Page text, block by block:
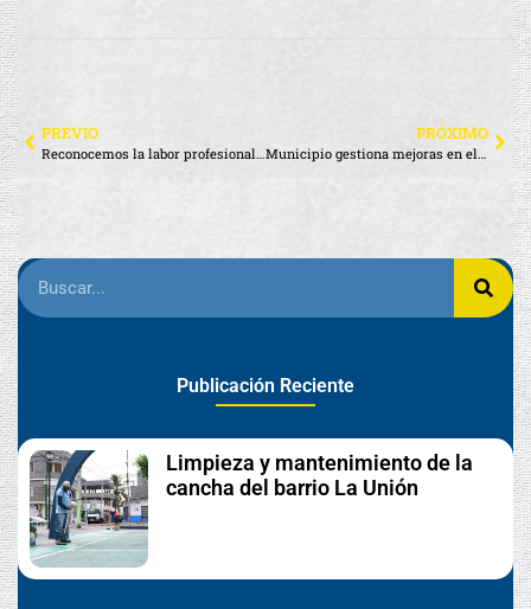
PREVIO PRÓXIMO
Publicación Reciente
Limpieza y mantenimiento de la
cancha del barrio La Unión